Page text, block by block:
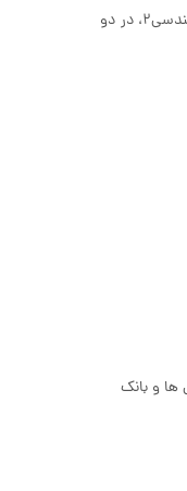
مواد مهندسی۱، ویرایش چهارم، بعنوان یک کتاب مستقل برای یک دوره نیمساله برای مواد مهندسی یا یک کتاب اولیه همراه با مواد مهندسی۲، در دو
ها و بانک